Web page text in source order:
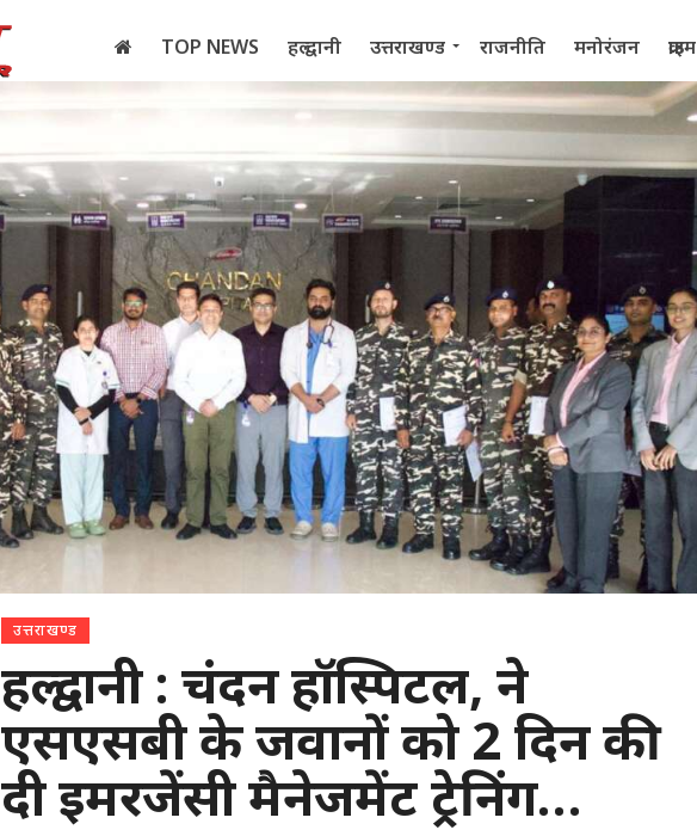
TOP NEWS हल्द्वानी उत्तराखण्ड राजनीति मनोरंजन क्राइम
उत्तराखण्ड
हल्द्वानी : चंदन हॉस्पिटल, ने
एसएसबी के जवानों को 2 दिन की
दी इमरजेंसी मैनेजमेंट ट्रेनिंग…